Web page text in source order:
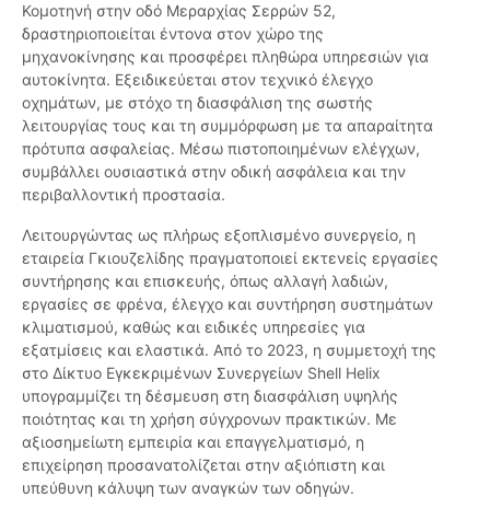
Κομοτηνή στην οδό Μεραρχίας Σερρών 52,
δραστηριοποιείται έντονα στον χώρο της
μηχανοκίνησης και προσφέρει πληθώρα υπηρεσιών για
αυτοκίνητα. Εξειδικεύεται στον τεχνικό έλεγχο
οχημάτων, με στόχο τη διασφάλιση της σωστής
λειτουργίας τους και τη συμμόρφωση με τα απαραίτητα
πρότυπα ασφαλείας. Μέσω πιστοποιημένων ελέγχων,
συμβάλλει ουσιαστικά στην οδική ασφάλεια και την
περιβαλλοντική προστασία.
Λειτουργώντας ως πλήρως εξοπλισμένο συνεργείο, η
εταιρεία Γκιουζελίδης πραγματοποιεί εκτενείς εργασίες
συντήρησης και επισκευής, όπως αλλαγή λαδιών,
εργασίες σε φρένα, έλεγχο και συντήρηση συστημάτων
κλιματισμού, καθώς και ειδικές υπηρεσίες για
εξατμίσεις και ελαστικά. Από το 2023, η συμμετοχή της
στο Δίκτυο Εγκεκριμένων Συνεργείων Shell Helix
υπογραμμίζει τη δέσμευση στη διασφάλιση υψηλής
ποιότητας και τη χρήση σύγχρονων πρακτικών. Με
αξιοσημείωτη εμπειρία και επαγγελματισμό, η
επιχείρηση προσανατολίζεται στην αξιόπιστη και
υπεύθυνη κάλυψη των αναγκών των οδηγών.